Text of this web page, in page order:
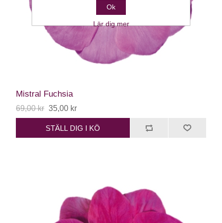
Mistral Fuchsia
69,00 kr 35,00 kr
STÄLL DIG I KÖ
Ok
Lär dig mer